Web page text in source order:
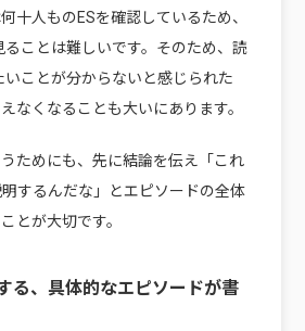
十人ものESを確認しているため、
ることは難しいです。そのため、読
いことが分からないと感じられた
なくなることも大いにあります。
ためにも、先に結論を伝え「これ
するんだな」とエピソードの全体
とが大切です。
る、具体的なエピソードが書